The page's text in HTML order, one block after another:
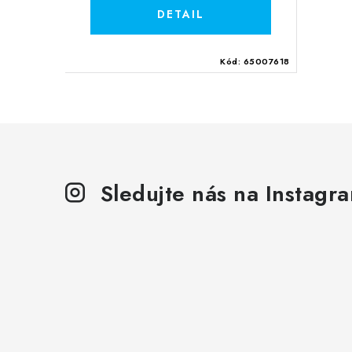
Kód: 65007618
Sledujte nás na